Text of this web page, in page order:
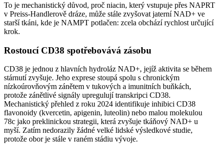
To je mechanistický důvod, proč niacin, který vstupuje přes NAPRT
v Preiss-Handlerově dráze, může stále zvyšovat jaterní NAD+ ve
starší tkáni, kde je NAMPT potlačen: zcela obchází rychlost určující
krok.
Rostoucí CD38 spotřebovává zásobu
CD38 je jednou z hlavních hydroláz NAD+, jejíž aktivita se během
stárnutí zvyšuje. Jeho exprese stoupá spolu s chronickým
nízkoúrovňovým zánětem v tukových a imunitních buňkách,
protože zánětlivé signály upregulují transkripci CD38.
Mechanistický přehled z roku 2024 identifikuje inhibici CD38
flavonoidy (kvercetin, apigenin, luteolin) nebo malou molekulou
78c jako preklinickou strategii, která zvyšuje tkáňový NAD+ u
myší. Zatím nedorazily žádné velké lidské výsledkové studie,
protože obor je stále v raném stádiu vývoje.